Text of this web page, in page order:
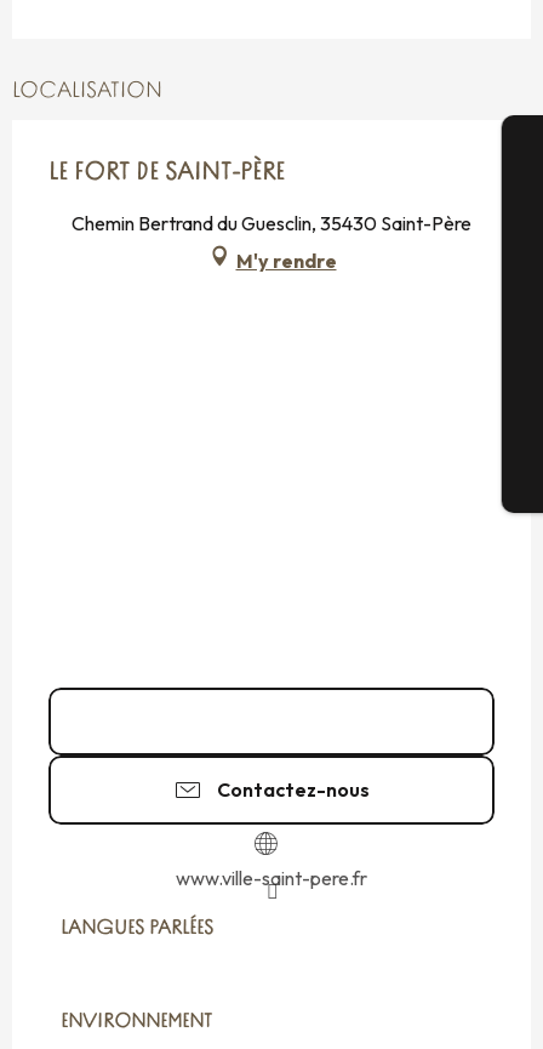
LOCALISATION
LE FORT DE SAINT-PÈRE
Chemin Bertrand du Guesclin, 35430 Saint-Père
M'y rendre
Contactez-nous
www.ville-saint-pere.fr
LANGUES PARLÉES
LANGUES PARLÉES
ENVIRONNEMENT
ENVIRONNEMENT